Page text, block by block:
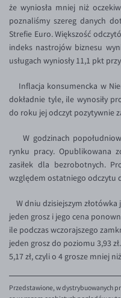
JPY/PLN
NZD/PLN
RON/PLN
TRY/PLN
ZAR/PLN
EUR/GBP
EUR/CHF
EUR/DKK
EUR/NOK
EUR/SEK
EUR/BGN
Przelewy zagraniczne
Słowniczek
że wyniosła mniej niż
poznaliśmy szereg danych
Strefie Euro. Większość
indeks nastrojów biznesu
usługach wyniosły 11,1 pkt
Inflacja konsumencka w
dokładnie tyle, ile wynosiły
do roku jej odczyt pozytywnie
W godzinach
rynku pracy. Opublikowana
zasiłek dla bezrobotnych.
względem ostatniego odczytu
W dniu dzisiejszym złotówka
jeden grosz i jego cena
ile podczas wczorajszego
jeden grosz do poziomu 3,93
5,17 zł, czyli o 4 grosze mniej
Przedstawione, w dystrybuowanych